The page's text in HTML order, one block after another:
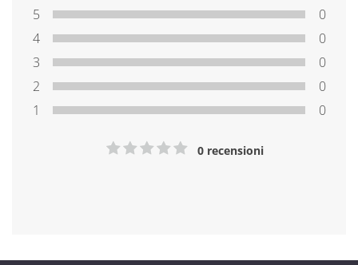
5
0
4
0
3
0
2
0
1
0
0 recensioni